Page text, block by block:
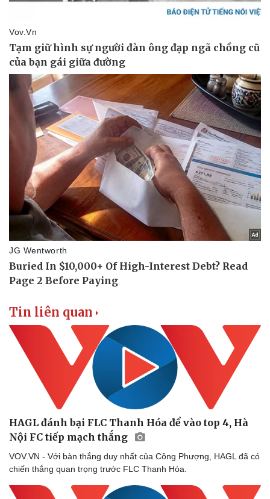
Doanh nghiệp
Thông tin doanh nghiệp
Doanh nhân
Vì cộng đồng
Công nghệ
Trải nghiệm
Tin liên quan
HAGL đánh bại FLC Thanh Hóa để vào top 4, Hà
Nội FC tiếp mạch thắng
VOV.VN - Với bàn thắng duy nhất của Công Phượng, HAGL đã có
chiến thắng quan trọng trước FLC Thanh Hóa.